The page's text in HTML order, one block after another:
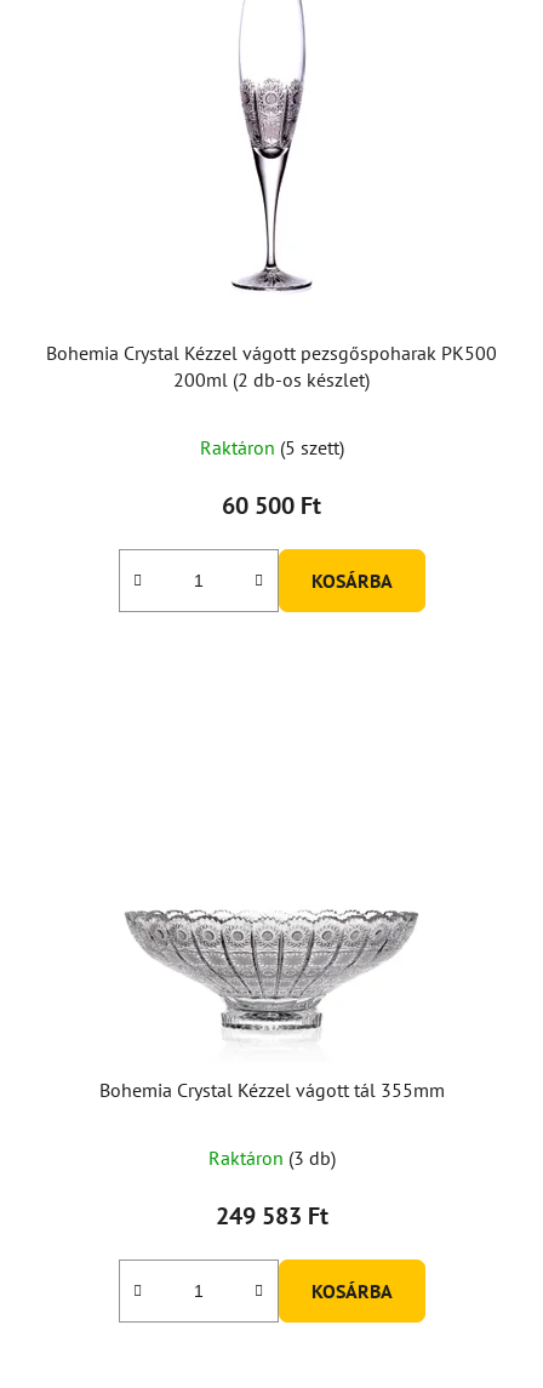
Bohemia Crystal Kézzel vágott pezsgőspoharak PK500
200ml (2 db-os készlet)
Raktáron (5 szett)
60 500 Ft
KOSÁRBA
Bohemia Crystal Kézzel vágott tál 355mm
Raktáron (3 db)
249 583 Ft
KOSÁRBA